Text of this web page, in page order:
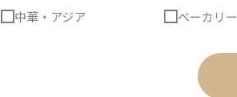
中華・アジア ベーカリー